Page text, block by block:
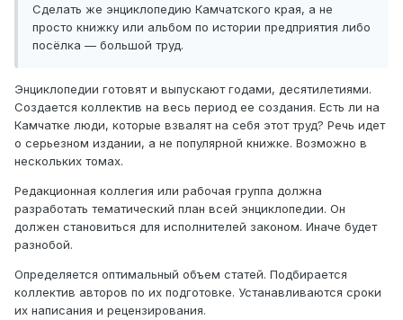
Сделать же энциклопедию Камчатского края, а не
просто книжку или альбом по истории предприятия либо
посёлка — большой труд.
Энциклопедии готовят и выпускают годами, десятилетиями.
Создается коллектив на весь период ее создания. Есть ли на
Камчатке люди, которые взвалят на себя этот труд? Речь идет
о серьезном издании, а не популярной книжке. Возможно в
нескольких томах.
Редакционная коллегия или рабочая группа должна
разработать тематический план всей энциклопедии. Он
должен становиться для исполнителей законом. Иначе будет
разнобой.
Определяется оптимальный объем статей. Подбирается
коллектив авторов по их подготовке. Устанавливаются сроки
их написания и рецензирования.